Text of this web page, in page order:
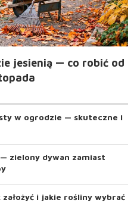
jesienią — co robić od
w ogrodzie — skuteczne i
zielony dywan zamiast
i jakie rośliny wybrać